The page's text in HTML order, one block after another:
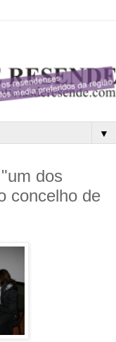
▼
dos
concelho de